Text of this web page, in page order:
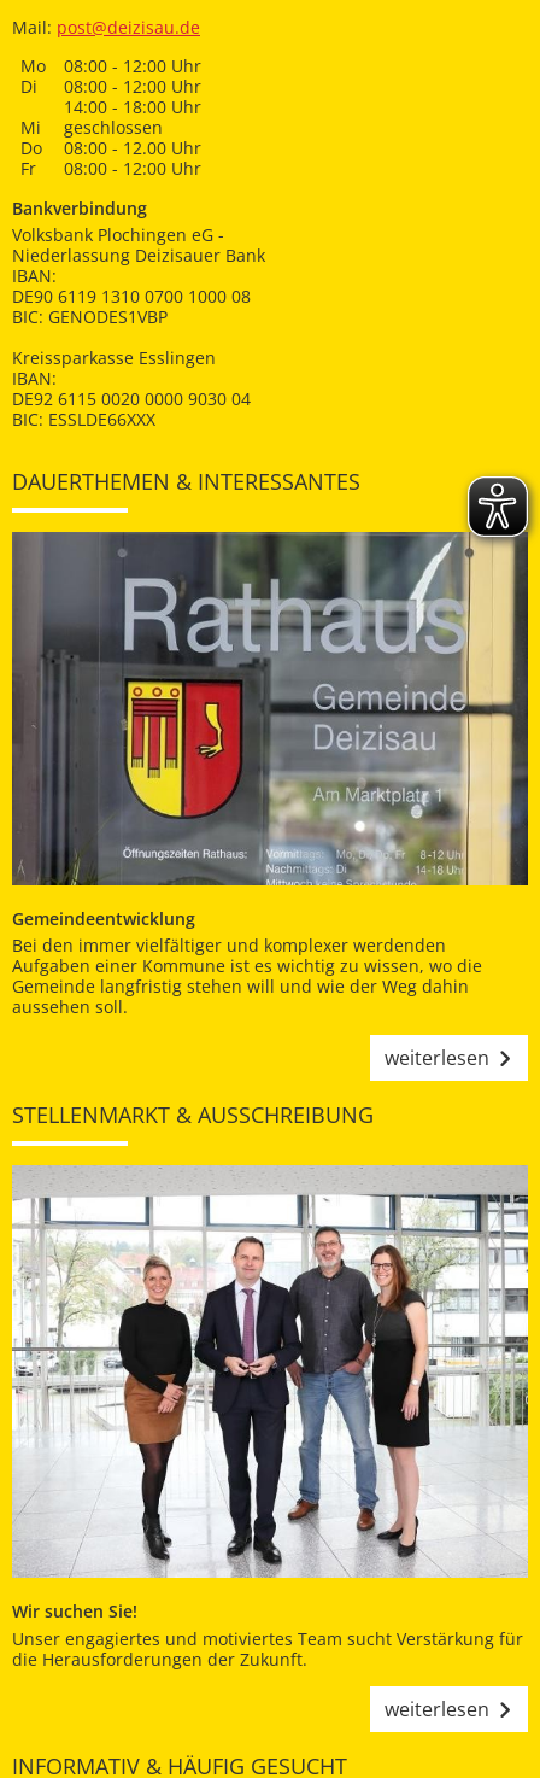
Mail: post@deizisau.de
Mo
08:00 - 12:00 Uhr
Di
08:00 - 12:00 Uhr
14:00 - 18:00 Uhr
Mi
geschlossen
Do
08:00 - 12.00 Uhr
Fr
08:00 - 12:00 Uhr
Bankverbindung
Volksbank Plochingen eG -
Niederlassung Deizisauer Bank
IBAN:
DE90 6119 1310 0700 1000 08
BIC: GENODES1VBP
Kreissparkasse Esslingen
IBAN:
DE92 6115 0020 0000 9030 04
BIC: ESSLDE66XXX
DAUERTHEMEN & INTERESSANTES
Gemeindeentwicklung
Bei den immer vielfältiger und komplexer werdenden
Aufgaben einer Kommune ist es wichtig zu wissen, wo die
Gemeinde langfristig stehen will und wie der Weg dahin
aussehen soll.
weiterlesen
STELLENMARKT & AUSSCHREIBUNG
Wir suchen Sie!
Unser engagiertes und motiviertes Team sucht Verstärkung für
die Herausforderungen der Zukunft.
weiterlesen
INFORMATIV & HÄUFIG GESUCHT